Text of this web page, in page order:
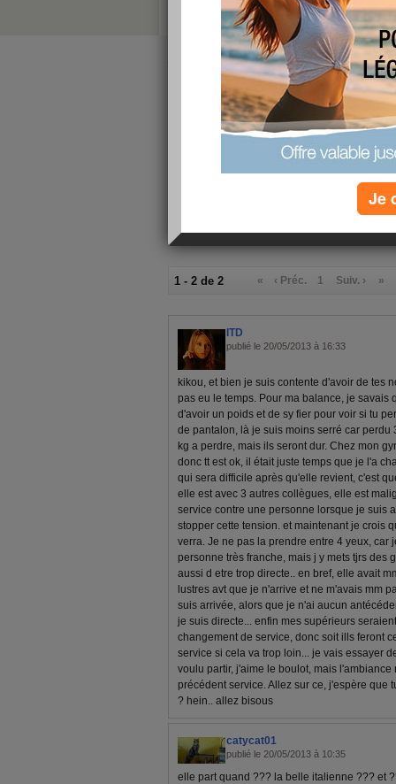
en gros: je suis désolée de mon abscnce
je vous remercie beaucou beaucoup
anniv ça m'a touché!!
gros bisous
en espérant que celui çi passe!!!
1 - 2 de 2 « ‹ Préc. 1 Suiv. › »
ITD
publié le 20/05/2013 à 16:33
kikou, et bien je suis contente d'avoir de tes
pas eu le temps. Pour ma balance, je savais
d'avoir un poids et de sy fier pour voir si tu
de pantalon, là je suis moins serré car perdu
kg a perdre, mais ils seront dur. Chez mon
donc tt est ok, il était juste temps que je l'a
qui sera difficile après qu'elle revient, c'est
elle est avec 3 autres collègues, elle est
service contre une personne lorsque je suis
stopper cette tension. et maintenant je crois
verra. Je ne pas la prendre entre 4 yeux, car
personne très franche, mais j y mets tjrs des
aussi d etre trop directe.. en bref, elle avait
lustres avt que je n'arrive et ne m'avais mm
suis arrivée, alors que je n'ai aucun
je suis directe... enfin mes supérieurs
changement de service, donc soit ills feront
service si cela va trop loin... je vais essayer
voulu partir, j'aime le boulot, mais
précédent service. Allez sur ce, j'espère que
? hein.. allez bisous
catycat01
publié le 20/05/2013 à 10:35
elle part quand ??? la belle italienne ??? et
Je